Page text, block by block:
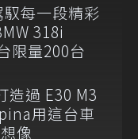
每一段精彩
318i
限量200台
造過 E30 M3
用這台車
像